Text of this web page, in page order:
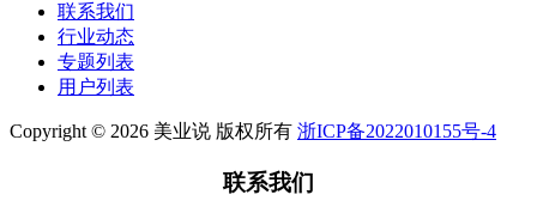
联系我们
行业动态
专题列表
用户列表
Copyright © 2026 美业说 版权所有 浙ICP备2022010155号-4
联系我们